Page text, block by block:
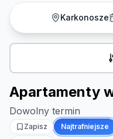
Karkonosze
Apartamenty
Dowolny termin
Zapisz Najtrafniejsze